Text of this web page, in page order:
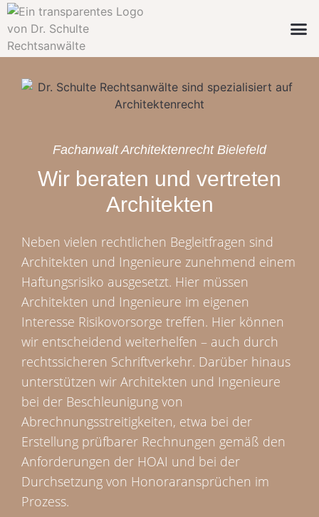
Fachanwalt Architektenrecht Bielefeld
Wir beraten und vertreten
Architekten
Neben vielen rechtlichen Begleitfragen sind
Architekten und Ingenieure zunehmend einem
Haftungsrisiko ausgesetzt. Hier müssen
Architekten und Ingenieure im eigenen
Interesse Risikovorsorge treffen. Hier können
wir entscheidend weiterhelfen – auch durch
rechtssicheren Schriftverkehr. Darüber hinaus
unterstützen wir Architekten und Ingenieure
bei der Beschleunigung von
Abrechnungsstreitigkeiten, etwa bei der
Erstellung prüfbarer Rechnungen gemäß den
Anforderungen der HOAI und bei der
Durchsetzung von Honoraransprüchen im
Prozess.